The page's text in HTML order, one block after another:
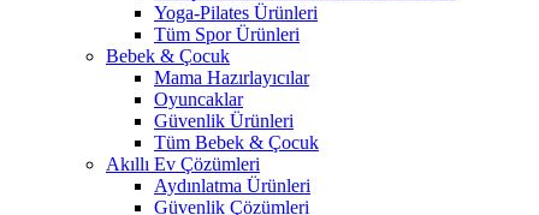
Yoga-Pilates Ürünleri
Tüm Spor Ürünleri
Bebek & Çocuk
Mama Hazırlayıcılar
Oyuncaklar
Güvenlik Ürünleri
Tüm Bebek & Çocuk
Akıllı Ev Çözümleri
Aydınlatma Ürünleri
Güvenlik Çözümleri